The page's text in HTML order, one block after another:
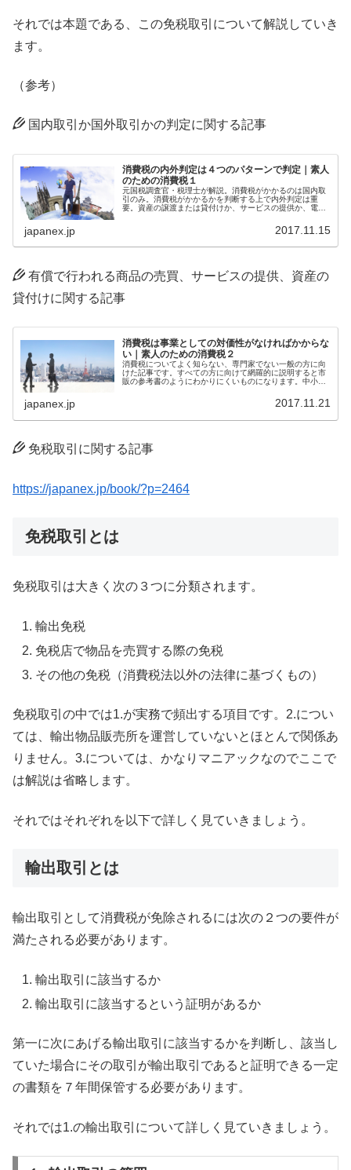
それでは本題である、この免税取引について解説していき
ます。
（参考）
国内取引か国外取引かの判定に関する記事
消費税の内外判定は４つのパターンで判定｜素人
のための消費税１
元国税調査官・税理士が解説。消費税がかかるのは国内取
引のみ。消費税がかかるかを判断する上で内外判定は重
要。資産の譲渡または貸付けか、サービスの提供か、電気
japanex.jp 2017.11.15
有償で行われる商品の売買、サービスの提供、資産の
貸付けに関する記事
消費税は事業としての対価性がなければかからな
い｜素人のための消費税２
消費税についてよく知らない、専門家でない一般の方に向
けた記事です。すべての方に向けて網羅的に説明すると市
販の参考書のようにわかりにくいものになります。中小企
japanex.jp 2017.11.21
免税取引に関する記事
https://japanex.jp/book/?p=2464
免税取引とは
免税取引は大きく次の３つに分類されます。
輸出免税
免税店で物品を売買する際の免税
その他の免税（消費税法以外の法律に基づくもの）
免税取引の中では1.が実務で頻出する項目です。2.につい
ては、輸出物品販売所を運営していないとほとんで関係あ
りません。3.については、かなりマニアックなのでここで
は解説は省略します。
それではそれぞれを以下で詳しく見ていきましょう。
輸出取引とは
輸出取引として消費税が免除されるには次の２つの要件が
満たされる必要があります。
輸出取引に該当するか
輸出取引に該当するという証明があるか
第一に次にあげる輸出取引に該当するかを判断し、該当し
ていた場合にその取引が輸出取引であると証明できる一定
の書類を７年間保管する必要があります。
それでは1.の輸出取引について詳しく見ていきましょう。